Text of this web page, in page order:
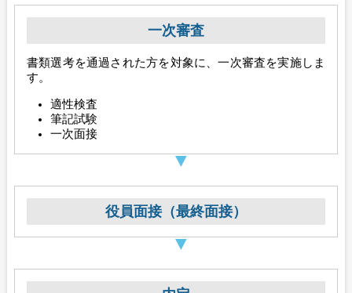
一次審査
書類選考を通過された方を対象に、一次審査を実施しま
す。
適性検査
筆記試験
一次面接
役員面接（最終面接）